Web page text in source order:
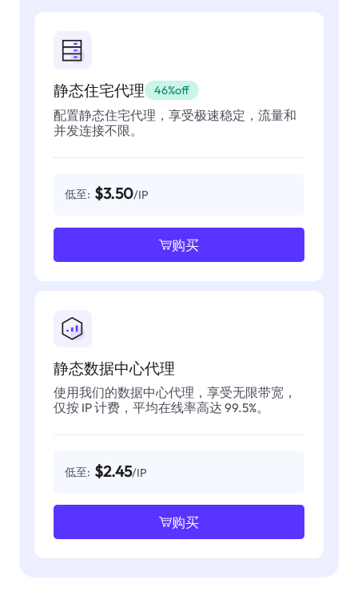
静态住宅代理 46%off
配置静态住宅代理，享受极速稳定，流量和
并发连接不限。
低至: $3.50/IP
购买
静态数据中心代理
使用我们的数据中心代理，享受无限带宽，
仅按 IP 计费，平均在线率高达 99.5%。
低至: $2.45/IP
购买